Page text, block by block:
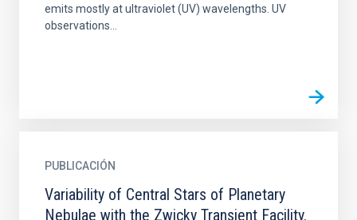
emits mostly at ultraviolet (UV) wavelengths. UV
observations...
PUBLICACIÓN
Variability of Central Stars of Planetary
Nebulae with the Zwicky Transient Facility.